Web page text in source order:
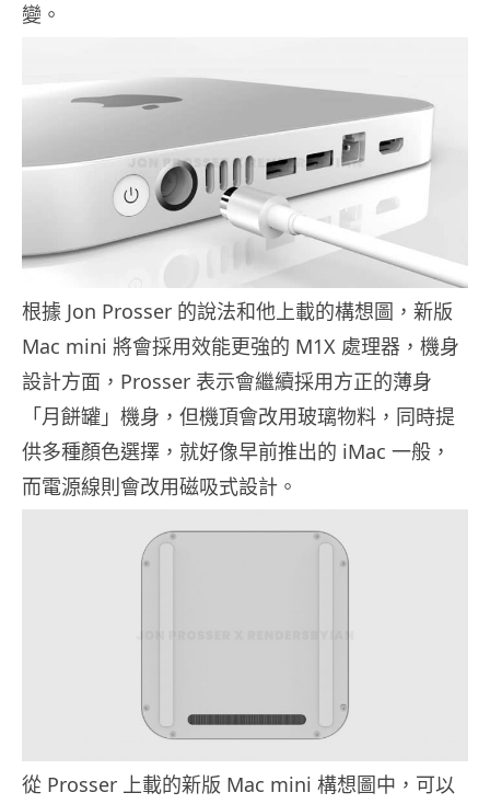
變。
根據 Jon Prosser 的說法和他上載的構想圖，新版
Mac mini 將會採用效能更強的 M1X 處理器，機身
設計方面，Prosser 表示會繼續採用方正的薄身
「月餅罐」機身，但機頂會改用玻璃物料，同時提
供多種顏色選擇，就好像早前推出的 iMac 一般，
而電源線則會改用磁吸式設計。
從 Prosser 上載的新版 Mac mini 構想圖中，可以